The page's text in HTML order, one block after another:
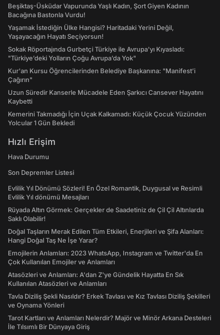
Beşiktaş-Üsküdar Vapurunda Yaşlı Kadın, Şort Giyen Kadının
Bacağına Bastonla Vurdu!
Yaşamak İstediğin Ülke Hangisi? Haritadaki Yerini Değil,
Yaşayacağın Hayatı Seçiyorsun!
Sokak Röportajında Gurbetçi Türkiye ile Avrupa'yı Kıyasladı:
"Türkiye’deki Yolların Çoğu Avrupa’da Yok"
Kur'an Kursu Öğrencilerinden Belediye Başkanına: "Manifest’i
Çağırın"
Uzun Süredir Kanserle Mücadele Eden Şarkıcı Cansever Hayatını
Kaybetti
Kemerini Takmadığı İçin Uçak Kalkamadı: Küçük Çocuk Yüzünden
Yolcular 1 Gün Bekledi
Hızlı Erişim
Hava Durumu
Son Depremler Listesi
Evlilik Yıl Dönümü Sözleri! En Özel Romantik, Duygusal ve Resimli
Evlilik Yıl dönümü Mesajları
Rüyada Altın Görmek: Gerçekler de Saadetiniz de Çil Çil Altınlarda
Saklı Olabilir!
Doğal Taşların Merak Edilen Tüm Etkileri, Enerjileri ve Şifa Alanları:
Hangi Doğal Taş Ne İşe Yarar?
Emojilerin Anlamları: 2023 WhatsApp, Instagram ve Twitter'da En
Çok Kullanılan Emojiler ve Anlamları
Atasözleri ve Anlamları: A'dan Z'ye Gündelik Hayatta En Sık
Kullanılan Atasözleri ve Anlamları
Tavla Diziliş Şekli Nasıldır? Erkek Tavlası ve Kız Tavlası Diziliş Şekilleri
ve Oynama Yönleri
Tarot Kartları ve Anlamları Nelerdir? Majör ve Minör Arkana Desteleri
İle Tılsımlı Bir Dünyaya Giriş